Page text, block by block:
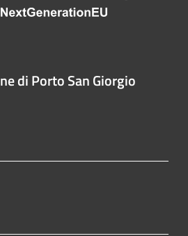
di Porto San Giorgio